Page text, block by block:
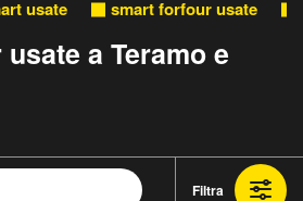
usate smart forfour usate
a Teramo e
Filtra